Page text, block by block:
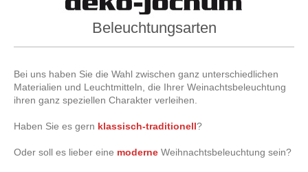
Beleuchtungsarten
Bei uns haben Sie die Wahl zwischen ganz unterschiedlichen
Materialien und Leuchtmitteln, die Ihrer Weinachtsbeleuchtung
ihren ganz speziellen Charakter verleihen.
Haben Sie es gern klassisch-traditionell?
Oder soll es lieber eine moderne Weihnachtsbeleuchtung sein?